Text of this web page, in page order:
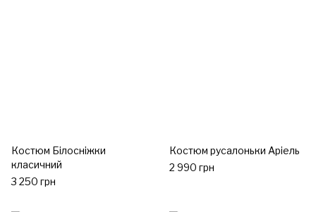
Костюм Білосніжки
класичний
3 250 грн
Костюм русалоньки Аріель
2 990 грн